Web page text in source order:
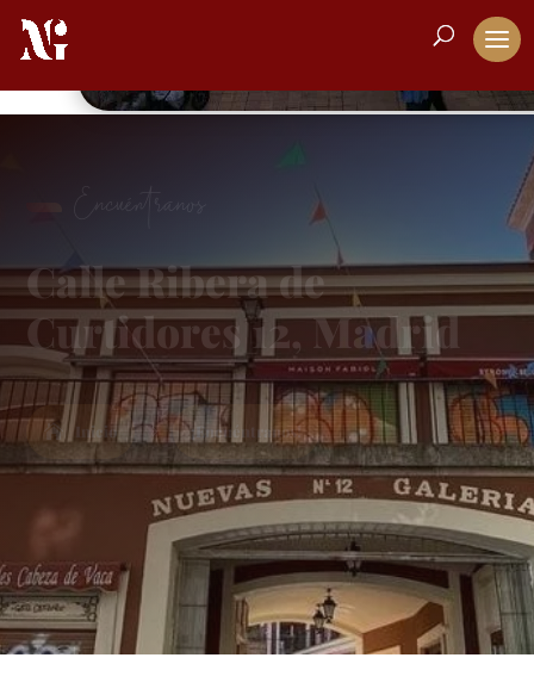
Encuéntranos
Calle Ribera de
Curtidores 12, Madrid
Inicio 5 ¡Encuéntranos!